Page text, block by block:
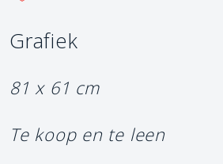
Grafiek
81 x 61 cm
Te koop en te leen